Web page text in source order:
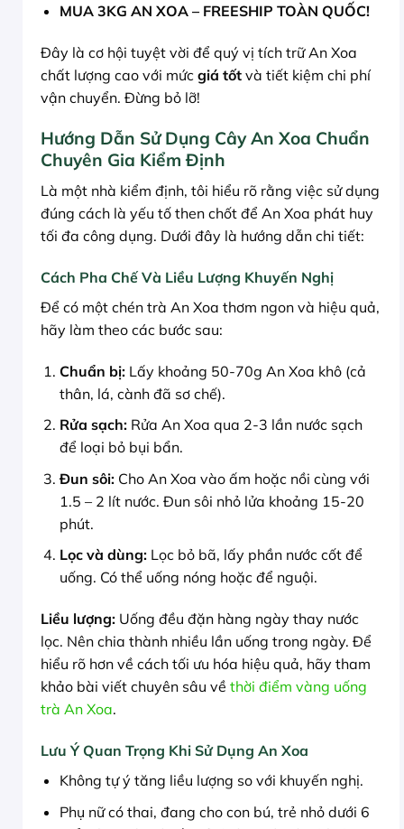
MUA 3KG AN XOA – FREESHIP TOÀN QUỐC!
Đây là cơ hội tuyệt vời để quý vị tích trữ An Xoa
chất lượng cao với mức giá tốt và tiết kiệm chi phí
vận chuyển. Đừng bỏ lỡ!
Hướng Dẫn Sử Dụng Cây An Xoa Chuẩn
Chuyên Gia Kiểm Định
Là một nhà kiểm định, tôi hiểu rõ rằng việc sử dụng
đúng cách là yếu tố then chốt để An Xoa phát huy
tối đa công dụng. Dưới đây là hướng dẫn chi tiết:
Cách Pha Chế Và Liều Lượng Khuyến Nghị
Để có một chén trà An Xoa thơm ngon và hiệu quả,
hãy làm theo các bước sau:
Chuẩn bị:Lấy khoảng 50-70g An Xoa khô (cả
thân, lá, cành đã sơ chế).
Rửa sạch:Rửa An Xoa qua 2-3 lần nước sạch
để loại bỏ bụi bẩn.
Đun sôi:Cho An Xoa vào ấm hoặc nồi cùng với
1.5 – 2 lít nước. Đun sôi nhỏ lửa khoảng 15-20
phút.
Lọc và dùng:Lọc bỏ bã, lấy phần nước cốt để
uống. Có thể uống nóng hoặc để nguội.
Liều lượng: Uống đều đặn hàng ngày thay nước
lọc. Nên chia thành nhiều lần uống trong ngày. Để
hiểu rõ hơn về cách tối ưu hóa hiệu quả, hãy tham
khảo bài viết chuyên sâu về thời điểm vàng uống
trà An Xoa.
Lưu Ý Quan Trọng Khi Sử Dụng An Xoa
Không tự ý tăng liều lượng so với khuyến nghị.
Phụ nữ có thai, đang cho con bú, trẻ nhỏ dưới 6